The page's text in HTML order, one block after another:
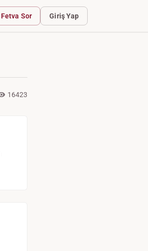
Fetva Sor Giriş Yap
16423